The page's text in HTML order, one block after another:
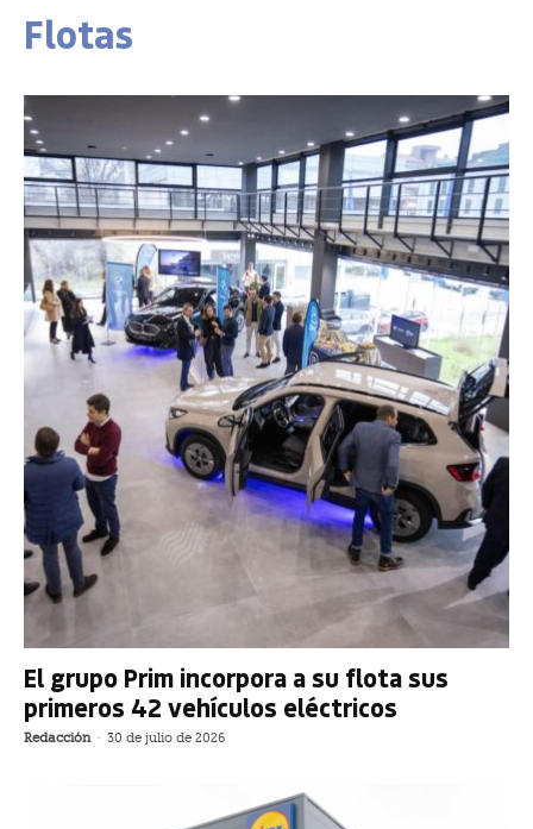
Flotas
El grupo Prim incorpora a su flota sus
primeros 42 vehículos eléctricos
Redacción - 30 de julio de 2026